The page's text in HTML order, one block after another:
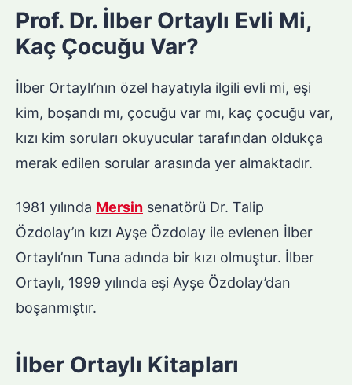
Prof. Dr. İlber Ortaylı Evli Mi,
Kaç Çocuğu Var?
İlber Ortaylı’nın özel hayatıyla ilgili evli mi, eşi
kim, boşandı mı, çocuğu var mı, kaç çocuğu var,
kızı kim soruları okuyucular tarafından oldukça
merak edilen sorular arasında yer almaktadır.
1981 yılında Mersin senatörü Dr. Talip
Özdolay’ın kızı Ayşe Özdolay ile evlenen İlber
Ortaylı’nın Tuna adında bir kızı olmuştur. İlber
Ortaylı, 1999 yılında eşi Ayşe Özdolay’dan
boşanmıştır.
İlber Ortaylı Kitapları